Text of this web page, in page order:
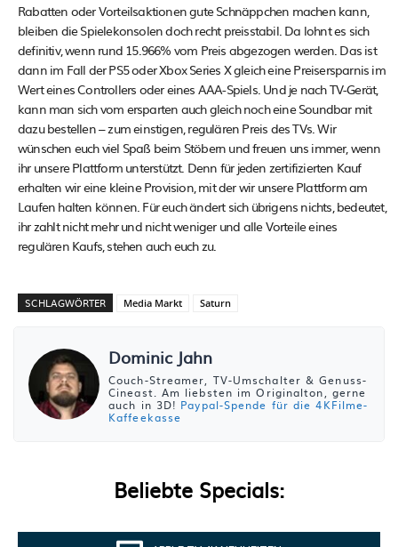
Rabatten oder Vorteilsaktionen gute Schnäppchen machen kann,
bleiben die Spielekonsolen doch recht preisstabil. Da lohnt es sich
definitiv, wenn rund 15.966% vom Preis abgezogen werden. Das ist
dann im Fall der PS5 oder Xbox Series X gleich eine Preisersparnis im
Wert eines Controllers oder eines AAA-Spiels. Und je nach TV-Gerät,
kann man sich vom ersparten auch gleich noch eine Soundbar mit
dazu bestellen – zum einstigen, regulären Preis des TVs. Wir
wünschen euch viel Spaß beim Stöbern und freuen uns immer, wenn
ihr unsere Plattform unterstützt. Denn für jeden zertifizierten Kauf
erhalten wir eine kleine Provision, mit der wir unsere Plattform am
Laufen halten können. Für euch ändert sich übrigens nichts, bedeutet,
ihr zahlt nicht mehr und nicht weniger und alle Vorteile eines
regulären Kaufs, stehen auch euch zu.
SCHLAGWÖRTER Media Markt Saturn
Dominic Jahn
Couch-Streamer, TV-Umschalter & Genuss-
Cineast. Am liebsten im Originalton, gerne
auch in 3D! Paypal-Spende für die 4KFilme-
Kaffeekasse
Beliebte Specials: